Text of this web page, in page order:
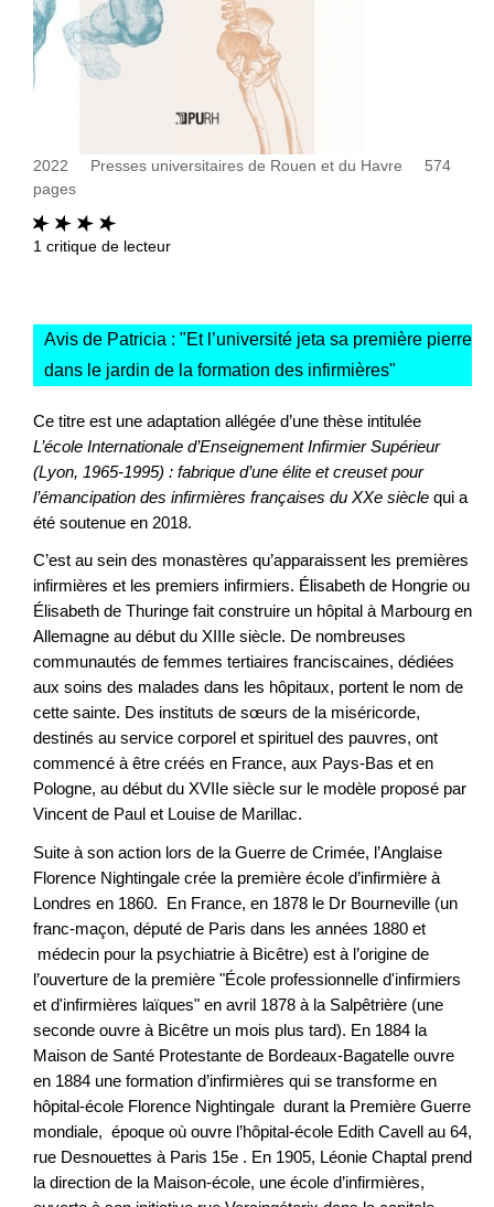
2022 Presses universitaires de Rouen et du Havre
574
pages
1 critique de lecteur
Avis de Patricia : "Et l’université jeta sa première pierre
dans le jardin de la formation des infirmières"
Ce titre est une adaptation allégée d’une thèse intitulée
L’école Internationale d’Enseignement Infirmier Supérieur
(Lyon, 1965-1995) : fabrique d’une élite et creuset pour
l’émancipation des infirmières françaises du XXe siècle qui a
été soutenue en 2018.
C’est au sein des monastères qu’apparaissent les premières
infirmières et les premiers infirmiers. Élisabeth de Hongrie ou
Élisabeth de Thuringe fait construire un hôpital à Marbourg en
Allemagne au début du XIIIe siècle. De nombreuses
communautés de femmes tertiaires franciscaines, dédiées
aux soins des malades dans les hôpitaux, portent le nom de
cette sainte. Des instituts de sœurs de la miséricorde,
destinés au service corporel et spirituel des pauvres, ont
commencé à être créés en France, aux Pays-Bas et en
Pologne, au début du XVIIe siècle sur le modèle proposé par
Vincent de Paul et Louise de Marillac.
Suite à son action lors de la Guerre de Crimée, l’Anglaise
Florence Nightingale crée la première école d’infirmière à
Londres en 1860. En France, en 1878 le Dr Bourneville (un
franc-maçon, député de Paris dans les années 1880 et
médecin pour la psychiatrie à Bicêtre) est à l’origine de
l’ouverture de la première "École professionnelle d'infirmiers
et d'infirmières laïques" en avril 1878 à la Salpêtrière (une
seconde ouvre à Bicêtre un mois plus tard). En 1884 la
Maison de Santé Protestante de Bordeaux-Bagatelle ouvre
en 1884 une formation d’infirmières qui se transforme en
hôpital-école Florence Nightingale durant la Première Guerre
mondiale, époque où ouvre l’hôpital-école Edith Cavell au 64,
rue Desnouettes à Paris 15e . En 1905, Léonie Chaptal prend
la direction de la Maison-école, une école d’infirmières,